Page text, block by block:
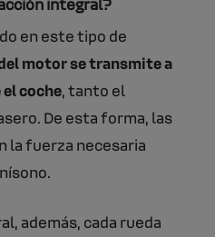
en este tipo de
motor se transmite a
coche, tanto el
De esta forma, las
la fuerza necesaria
además, cada rueda